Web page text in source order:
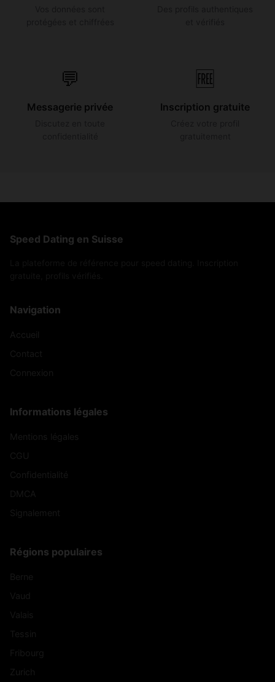
💬
Messagerie privée
🆓
Inscription gratuite
Speed Dating en Suisse
Navigation
Informations légales
Régions populaires